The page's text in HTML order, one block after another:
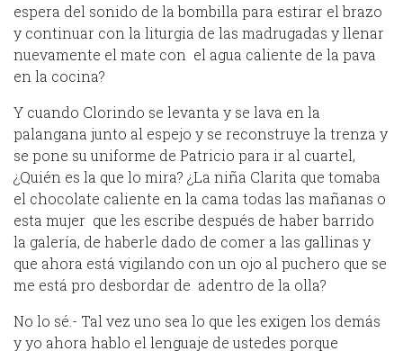
espera del sonido de la bombilla para estirar el brazo
y continuar con la liturgia de las madrugadas y llenar
nuevamente el mate con el agua caliente de la pava
en la cocina?
Y cuando Clorindo se levanta y se lava en la
palangana junto al espejo y se reconstruye la trenza y
se pone su uniforme de Patricio para ir al cuartel,
¿Quién es la que lo mira? ¿La niña Clarita que tomaba
el chocolate caliente en la cama todas las mañanas o
esta mujer que les escribe después de haber barrido
la galería, de haberle dado de comer a las gallinas y
que ahora está vigilando con un ojo al puchero que se
me está pro desbordar de adentro de la olla?
No lo sé.- Tal vez uno sea lo que les exigen los demás
y yo ahora hablo el lenguaje de ustedes porque